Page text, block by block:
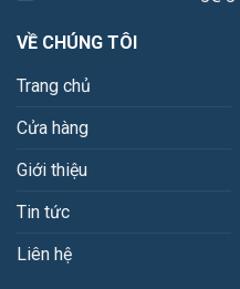
VỀ CHÚNG TÔI
Trang chủ
Cửa hàng
Giới thiệu
Tin tức
Liên hệ